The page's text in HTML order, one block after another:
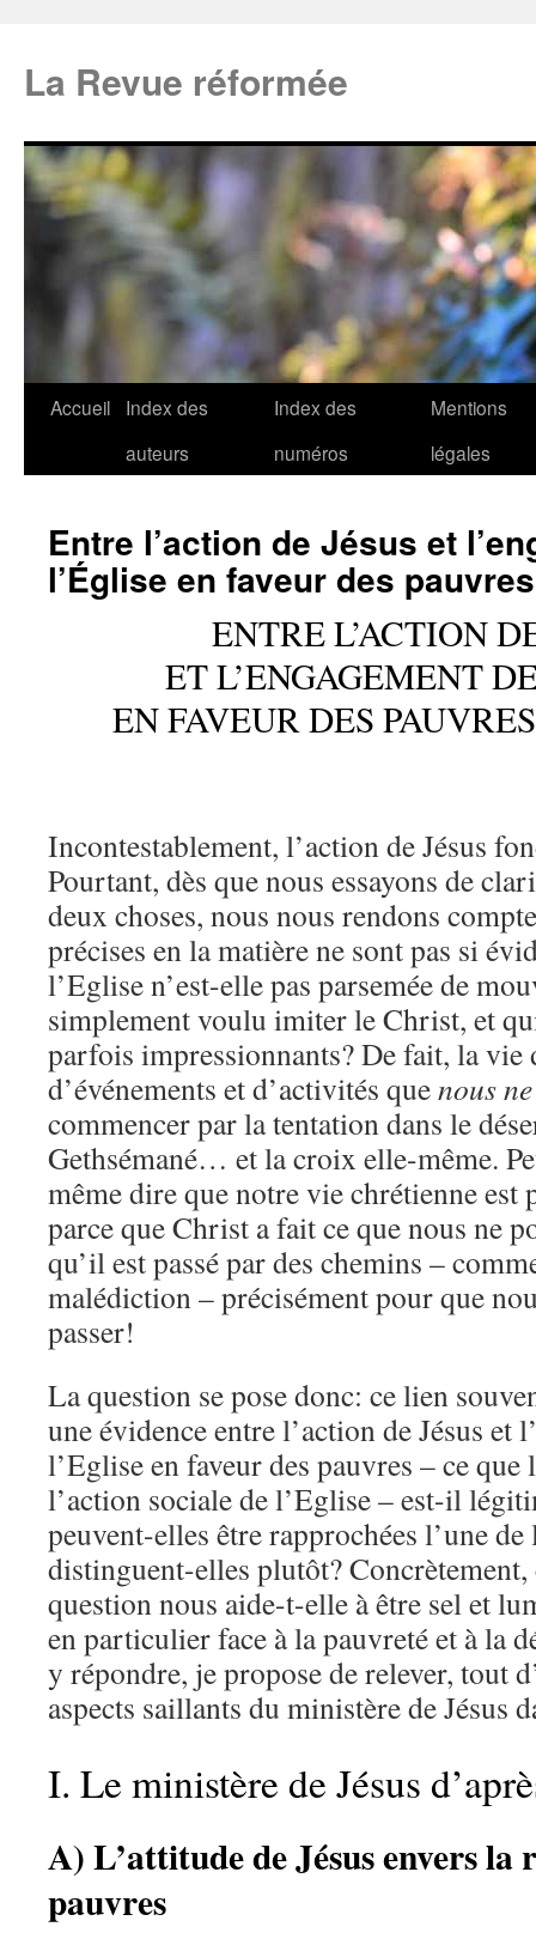
La Revue réformée
Accueil
Index des
auteurs
Index des
numéros
Mentions
légales
Entre l’action de Jésus et
l’Église en faveur des
ENTRE L’ACTION
ET L’ENGAGEMENT
EN FAVEUR DES
Incontestablement, l’action de Jésus
Pourtant, dès que nous essayons de
deux choses, nous nous rendons
précises en la matière ne sont pas si
l’Eglise n’est-elle pas parsemée de
simplement voulu imiter le Christ, et
parfois impressionnants? De fait, la vie
d’événements et d’activités quenous
commencer par la tentation dans le
Gethsémané… et la croix elle-même.
même dire que notre vie chrétienne est
parce que Christ a fait ce que nous ne
qu’il est passé par des chemins –
malédiction – précisément pour que
passer!
La question se pose donc: ce lien
une évidence entre l’action de Jésus et
l’Eglise en faveur des pauvres – ce que
l’action sociale de l’Eglise – est-il
peuvent-elles être rapprochées l’une de
distinguent-elles plutôt? Concrètement,
question nous aide-t-elle à être sel et
en particulier face à la pauvreté et à la
y répondre, je propose de relever, tout
aspects saillants du ministère de Jésus
I. Le ministère de Jésus
A) L’attitude de Jésus envers la
pauvres